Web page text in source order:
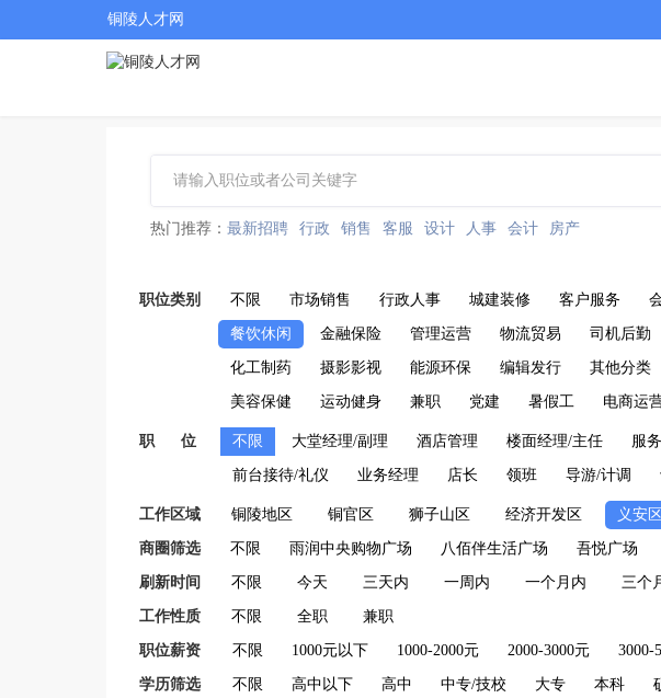
铜陵人才网
热门推荐： 最新招聘 行政 销售 客服 设计 人事 会计 房产
职位类别 不限 市场销售 行政人事 城建装修 客户服务
餐饮休闲 金融保险 管理运营 物流贸易 司机后勤
化工制药 摄影影视 能源环保 编辑发行 其他分类
美容保健 运动健身 兼职 党建 暑假工 电商运
职 位 不限 大堂经理/副理 酒店管理 楼面经理/主任 服
前台接待/礼仪 业务经理 店长 领班 导游/计调
工作区域 铜陵地区 铜官区 狮子山区 经济开发区 义安区
商圈筛选 不限 雨润中央购物广场 八佰伴生活广场 吾悦广场
刷新时间 不限 今天 三天内 一周内 一个月内 三个
工作性质 不限 全职 兼职
职位薪资 不限 1000元以下 1000-2000元 2000-3000元 3000-
学历筛选 不限 高中以下 高中 中专/技校 大专 本科